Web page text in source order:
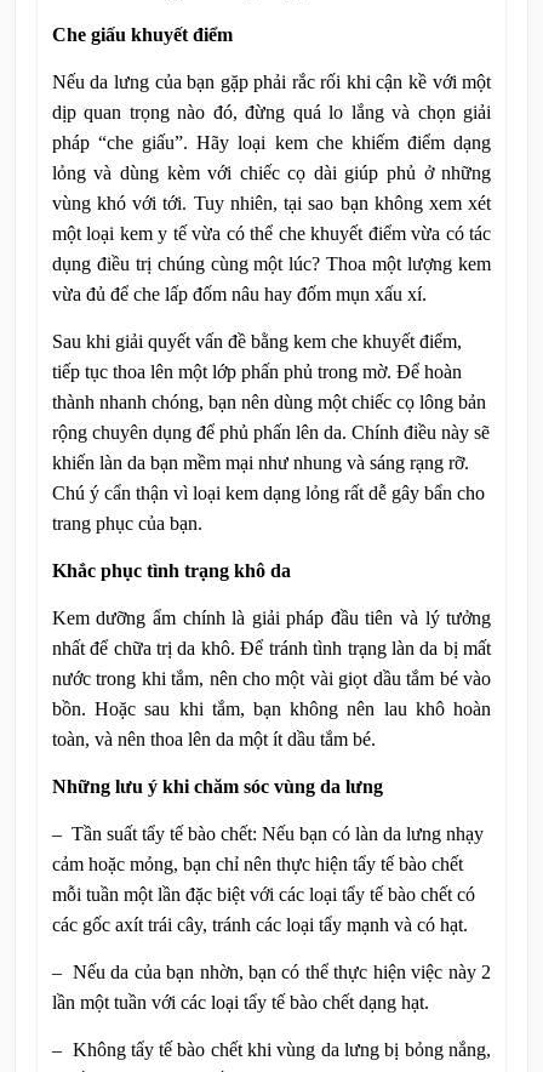
Che giấu khuyết điểm
Nếu da lưng của bạn gặp phải rắc rối khi cận kề với một
dịp quan trọng nào đó, đừng quá lo lắng và chọn giải
pháp “che giấu”. Hãy loại kem che khiếm điểm dạng
lỏng và dùng kèm với chiếc cọ dài giúp phủ ở những
vùng khó với tới. Tuy nhiên, tại sao bạn không xem xét
một loại kem y tế vừa có thể che khuyết điểm vừa có tác
dụng điều trị chúng cùng một lúc? Thoa một lượng kem
vừa đủ để che lấp đốm nâu hay đốm mụn xấu xí.
Sau khi giải quyết vấn đề bằng kem che khuyết điểm,
tiếp tục thoa lên một lớp phấn phủ trong mờ. Để hoàn
thành nhanh chóng, bạn nên dùng một chiếc cọ lông bản
rộng chuyên dụng để phủ phấn lên da. Chính điều này sẽ
khiến làn da bạn mềm mại như nhung và sáng rạng rỡ.
Chú ý cẩn thận vì loại kem dạng lỏng rất dễ gây bẩn cho
trang phục của bạn.
Khắc phục tình trạng khô da
Kem dưỡng ẩm chính là giải pháp đầu tiên và lý tưởng
nhất để chữa trị da khô. Để tránh tình trạng làn da bị mất
nước trong khi tắm, nên cho một vài giọt dầu tắm bé vào
bồn. Hoặc sau khi tắm, bạn không nên lau khô hoàn
toàn, và nên thoa lên da một ít dầu tắm bé.
Những lưu ý khi chăm sóc vùng da lưng
– Tần suất tẩy tế bào chết: Nếu bạn có làn da lưng nhạy
cảm hoặc mỏng, bạn chỉ nên thực hiện tẩy tế bào chết
mỗi tuần một lần đặc biệt với các loại tẩy tế bào chết có
các gốc axít trái cây, tránh các loại tẩy mạnh và có hạt.
– Nếu da của bạn nhờn, bạn có thể thực hiện việc này 2
lần một tuần với các loại tẩy tế bào chết dạng hạt.
– Không tẩy tế bào chết khi vùng da lưng bị bỏng nắng,